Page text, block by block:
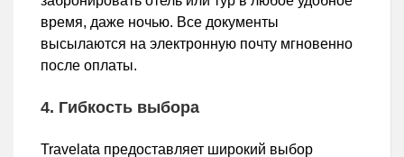
время, даже ночью. Все документы
высылаются на электронную почту мгновенно
после оплаты.
4. Гибкость выбора
Travelata предоставляет широкий выбор